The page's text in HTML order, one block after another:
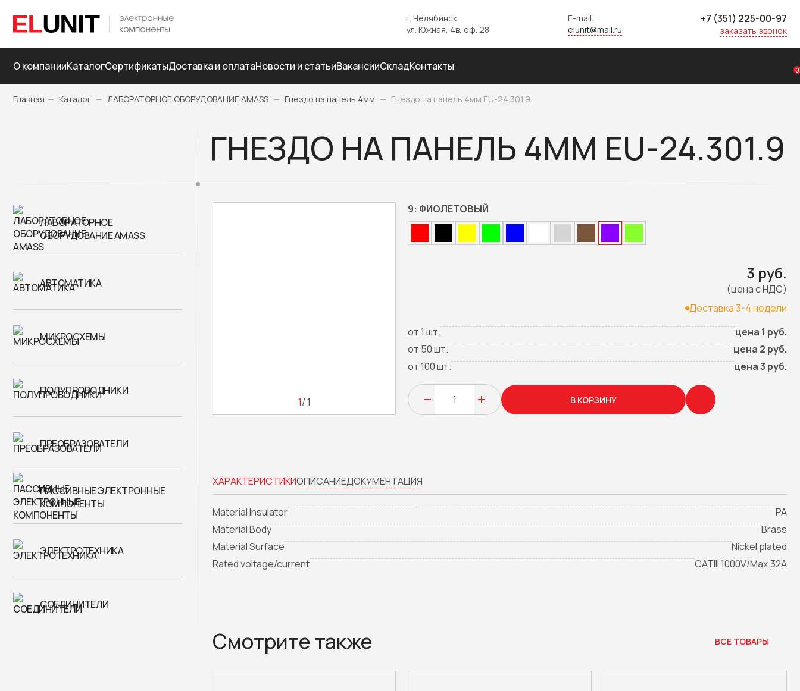
г. Челябинск,
ул. Южная, 4в, оф. 28
E-mail:
elunit@mail.ru
+7 (351) 225-00-97
заказать звонок
О компанииКаталогСертификатыДоставка и оплатаНовости и статьиВакансииСкладКонтакты 0
Главная — Каталог — ЛАБОРАТОРНОЕ ОБОРУДОВАНИЕ AMASS — Гнездо на панель 4мм — Гнездо на панель 4мм EU-24.301.9
ГНЕЗДО НА ПАНЕЛЬ 4ММ EU-24.301.9
ЛАБОРАТОРНОЕ
ОБОРУДОВАНИЕ AMASS
АВТОМАТИКА
МИКРОСХЕМЫ
ПОЛУПРОВОДНИКИ
ПРЕОБРАЗОВАТЕЛИ
ПАССИВНЫЕ ЭЛЕКТРОННЫЕ
КОМПОНЕНТЫ
ЭЛЕКТРОТЕХНИКА
СОЕДИНИТЕЛИ
1/ 1
9: ФИОЛЕТОВЫЙ
3 руб.
(цена с НДС)
Доставка 3-4 недели
от 1 шт.
цена 1 руб.
от 50 шт.
цена 2 руб.
от 100 шт.
цена 3 руб.
В КОРЗИНУ
ХАРАКТЕРИСТИКИОПИСАНИЕДОКУМЕНТАЦИЯ
Material Insulator
PA
Material Body
Brass
Material Surface
Nickel plated
Rated voltage/current
CATIII 1000V/Max.32A
Смотрите также ВСЕ ТОВАРЫ